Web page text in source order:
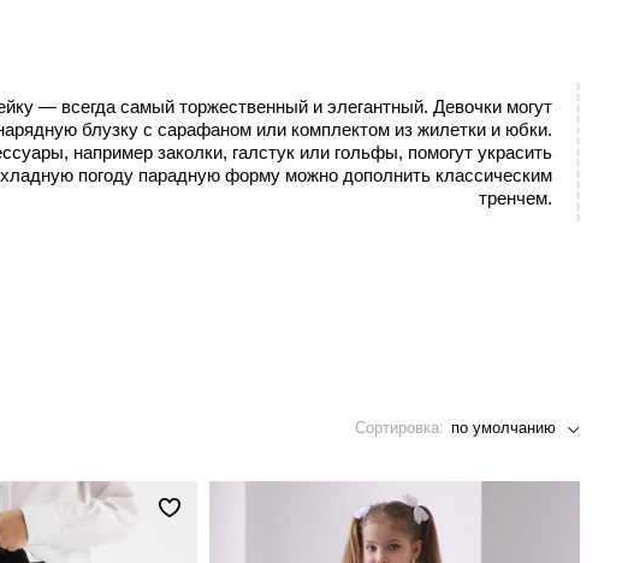
— всегда самый торжественный и элегантный. Девочки могут
блузку с сарафаном или комплектом из жилетки и юбки.
например заколки, галстук или гольфы, помогут украсить
погоду парадную форму можно дополнить классическим
тренчем.
Сортировка: по умолчанию